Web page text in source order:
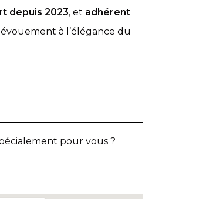
depuis 2023, et adhérent
à l’élégance du
pour vous ?